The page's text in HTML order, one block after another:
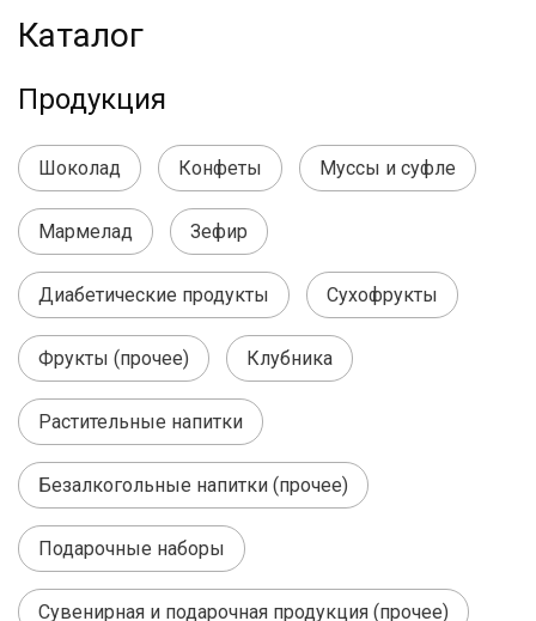
Каталог
Продукция
Шоколад Конфеты Муссы и суфле
Мармелад Зефир
Диабетические продукты Сухофрукты
Фрукты (прочее) Клубника
Растительные напитки
Безалкогольные напитки (прочее)
Подарочные наборы
Сувенирная и подарочная продукция (прочее)